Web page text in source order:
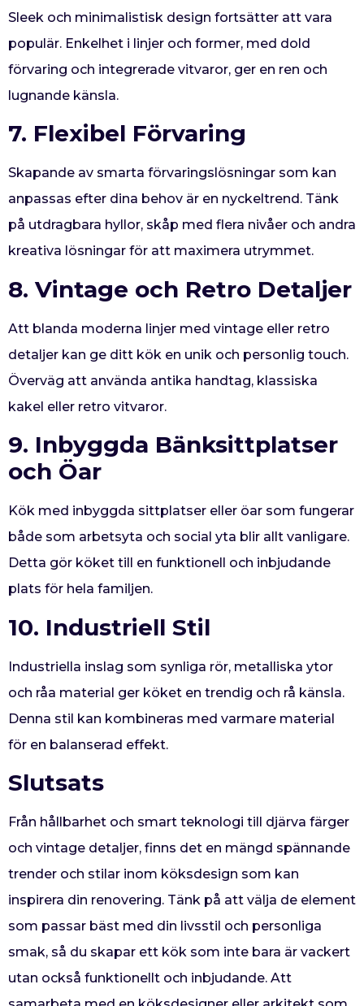
Sleek och minimalistisk design fortsätter att vara
populär. Enkelhet i linjer och former, med dold
förvaring och integrerade vitvaror, ger en ren och
lugnande känsla.
7. Flexibel Förvaring
Skapande av smarta förvaringslösningar som kan
anpassas efter dina behov är en nyckeltrend. Tänk
på utdragbara hyllor, skåp med flera nivåer och andra
kreativa lösningar för att maximera utrymmet.
8. Vintage och Retro Detaljer
Att blanda moderna linjer med vintage eller retro
detaljer kan ge ditt kök en unik och personlig touch.
Överväg att använda antika handtag, klassiska
kakel eller retro vitvaror.
9. Inbyggda Bänksittplatser
och Öar
Kök med inbyggda sittplatser eller öar som fungerar
både som arbetsyta och social yta blir allt vanligare.
Detta gör köket till en funktionell och inbjudande
plats för hela familjen.
10. Industriell Stil
Industriella inslag som synliga rör, metalliska ytor
och råa material ger köket en trendig och rå känsla.
Denna stil kan kombineras med varmare material
för en balanserad effekt.
Slutsats
Från hållbarhet och smart teknologi till djärva färger
och vintage detaljer, finns det en mängd spännande
trender och stilar inom köksdesign som kan
inspirera din renovering. Tänk på att välja de element
som passar bäst med din livsstil och personliga
smak, så du skapar ett kök som inte bara är vackert
utan också funktionellt och inbjudande. Att